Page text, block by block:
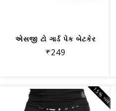
એસજી ટો ગાર્ડ પેક બેટકેર
₹249
15% બંધ